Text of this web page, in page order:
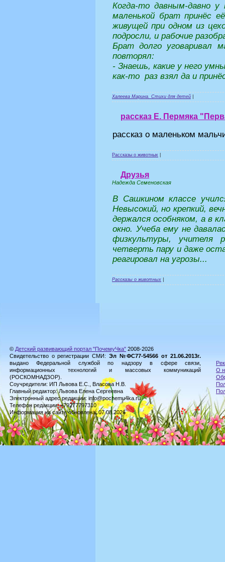
Когда-то давным-давно
маленькой брат принёс
живущей при одном из
подросли, и рабочие
Брат долго уговаривал
повторял:
- Знаешь, какие у него
как-то раз взял да и
Халеева Марина. Стихи для детей
рассказ Е. Пермяка
рассказ о маленьком
Рассказы о животных
Друзья
Надежда Семеновская
В Сашкином классе
Невысокий, но крепкий,
держался особняком, а в
окно. Учеба ему не
физкультуры, учителя
четверть пару и даже
реагировал на угрозы...
Рассказы о животных
© Детский развивающий портал "ПочемуЧка" 2008-2026
Свидетельство о регистрации СМИ: Эл №ФС77-54566 от 21.06.2013г.
выдано Федеральной службой по надзору в сфере связи,
информационных технологий и массовых коммуникаций
(РОСКОМНАДЗОР).
Соучредители: ИП Львова Е.С., Власова Н.В.
Главный редактор: Львова Елена Сергеевна
Электронный адрес редакции: info@pochemu4ka.ru
Телефон редакции: +79277797310
Информация на сайте обновлена: 07.08.2026
О